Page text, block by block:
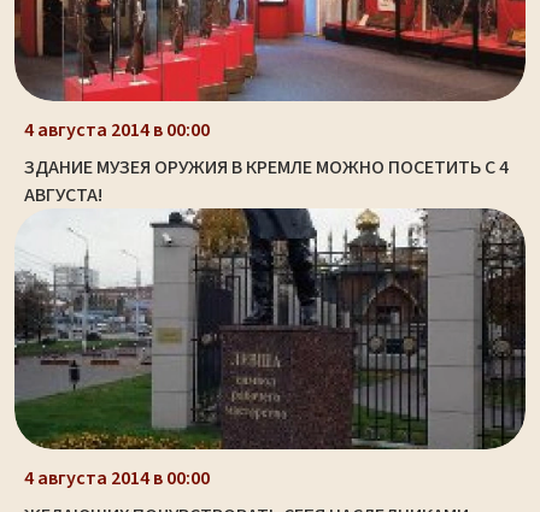
4 августа 2014 в 00:00
ЗДАНИЕ МУЗЕЯ ОРУЖИЯ В КРЕМЛЕ МОЖНО ПОСЕТИТЬ С 4
АВГУСТА!
4 августа 2014 в 00:00